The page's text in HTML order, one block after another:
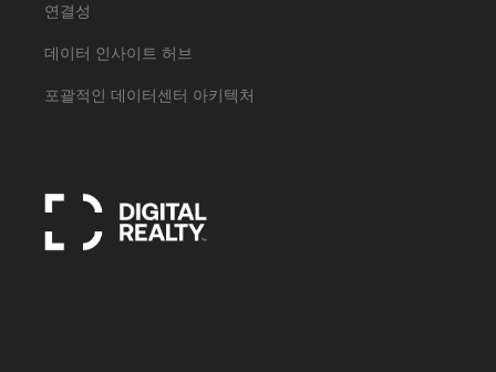
연결성
데이터 인사이트 허브
포괄적인 데이터센터 아키텍처